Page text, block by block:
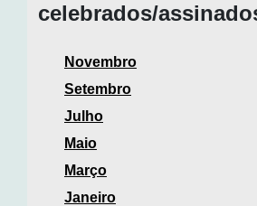
celebrados/
Novembro
Setembro
Julho
Maio
Março
Janeiro